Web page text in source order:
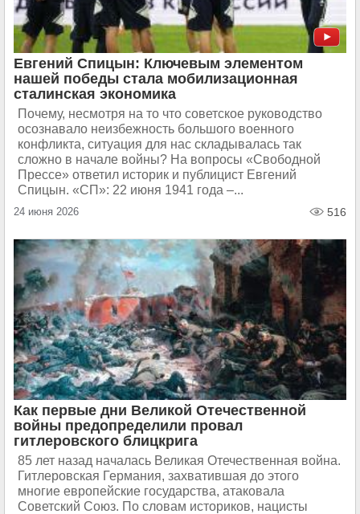
Евгений Спицын: Ключевым элементом
нашей победы стала мобилизационная
сталинская экономика
Почему, несмотря на то что советское руководство
осознавало неизбежность большого военного
конфликта, ситуация для нас складывалась так
сложно в начале войны? На вопросы «Свободной
Прессе» ответил историк и публицист Евгений
Спицын. «СП»: 22 июня 1941 года –...
24 июня 2026 516
Как первые дни Великой Отечественной
войны предопределили провал
гитлеровского блицкрига
85 лет назад началась Великая Отечественная война.
Гитлеровская Германия, захватившая до этого
многие европейские государства, атаковала
Советский Союз. По словам историков, нацисты